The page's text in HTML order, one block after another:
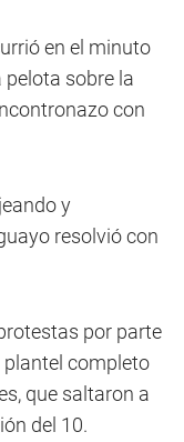
en el minuto
sobre la
con
y
resolvió con
por parte
plantel completo
que saltaron a
del 10.